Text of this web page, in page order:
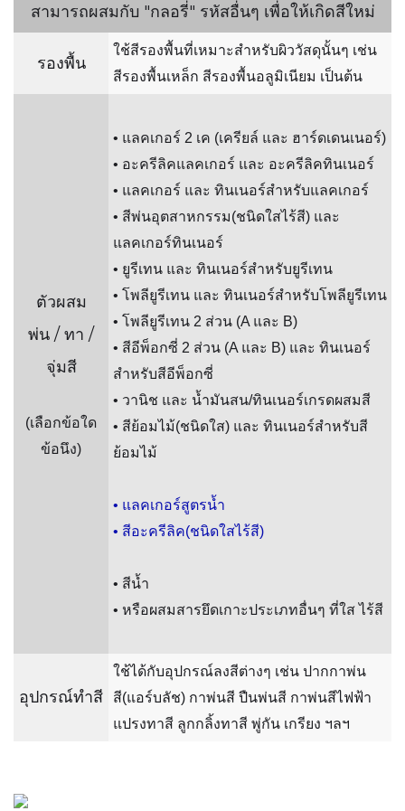
สามารถผสมกับ "กลอรี่" รหัสอื่นๆ เพื่อให้เกิดสีใหม่
รองพื้น
ใช้สีรองพื้นที่เหมาะสำหรับผิววัสดุนั้นๆ เช่น
สีรองพื้นเหล็ก สีรองพื้นอลูมิเนียม เป็นต้น
ตัวผสม
พ่น / ทา /
จุ่มสี
(เลือกข้อใด
ข้อนึง)
• แลคเกอร์ 2 เค (เครียล์ และ ฮาร์ดเดนเนอร์)
• อะครีลิคแลคเกอร์ และ อะครีลิคทินเนอร์
• แลคเกอร์ และ ทินเนอร์สำหรับแลคเกอร์
• สีพ่นอุตสาหกรรม(ชนิดใสไร้สี) และ
แลคเกอร์ทินเนอร์
• ยูรีเทน และ ทินเนอร์สำหรับยูรีเทน
• โพลียูรีเทน และ ทินเนอร์สำหรับโพลียูรีเทน
• โพลียูรีเทน 2 ส่วน (A และ B)
• สีอีพ็อกซี่ 2 ส่วน (A และ B) และ ทินเนอร์
สำหรับสีอีพ็อกซี่
• วานิช และ น้ำมันสน/ทินเนอร์เกรดผสมสี
• สีย้อมไม้(ชนิดใส) และ ทินเนอร์สำหรับสี
ย้อมไม้
• แลคเกอร์สูตรน้ำ
• สีอะครีลิค(ชนิดใสไร้สี)
• สีน้ำ
• หรือผสมสารยึดเกาะประเภทอื่นๆ ที่ใส ไร้สี
อุปกรณ์ทำสี
ใช้ได้กับอุปกรณ์ลงสีต่างๆ เช่น ปากกาพ่น
สี(แอร์บลัช) กาพ่นสี ปืนพ่นสี กาพ่นสีไฟฟ้า
แปรงทาสี ลูกกลิ้งทาสี พู่กัน เกรียง ฯลฯ